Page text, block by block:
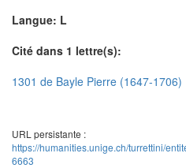
Langue: L
Cité dans 1 lettre(s):
1301 de Bayle Pierre (1647-1706)
URL persistante :
https://humanities.unige.ch/turrettini/
6663